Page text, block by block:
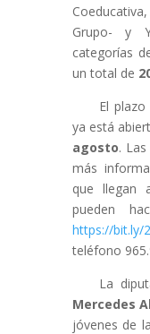
Grupo- y
categorías
un total de
El
ya está
agosto.
más
que llegan
pueden
https://bit.ly/
teléfono
La
Mercedes
jóvenes de